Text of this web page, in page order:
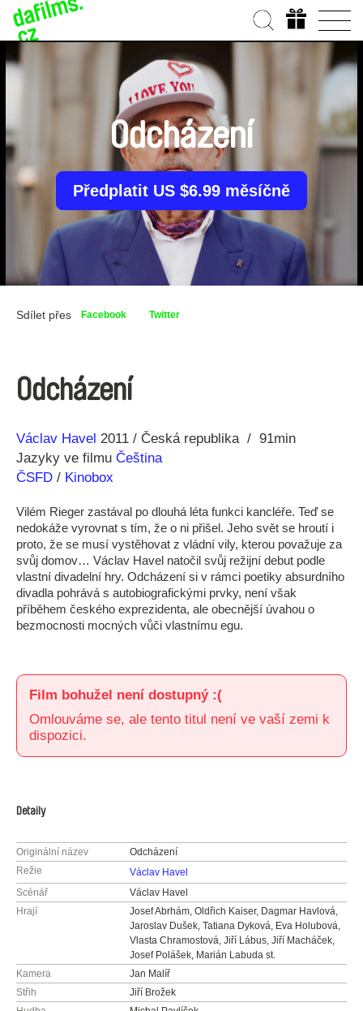
Odcházení
Předplatit US $6.99 měsíčně
Sdílet přes Facebook Twitter
Odcházení
Režie
Václav Havel
Rok 2011 Česká republika
91min
Jazyky ve filmu Čeština
ČSFD / Kinobox
Vilém Rieger zastával po dlouhá léta funkci kancléře. Teď se
nedokáže vyrovnat s tím, že o ni přišel. Jeho svět se hroutí i
proto, že se musí vystěhovat z vládní vily, kterou považuje za
svůj domov… Václav Havel natočil svůj režijní debut podle
vlastní divadelní hry. Odcházení si v rámci poetiky absurdního
divadla pohrává s autobiografickými prvky, není však
příběhem českého exprezidenta, ale obecnější úvahou o
bezmocnosti mocných vůči vlastnímu egu.
Film bohužel není dostupný :(
Omlouváme se, ale tento titul není ve vaší zemi k
dispozici.
Detaily
Originální název
Odcházení
Režie
Václav Havel
Scénář
Václav Havel
Hrají
Josef Abrhám, Oldřich Kaiser, Dagmar Havlová,
Jaroslav Dušek, Tatiana Dyková, Eva Holubová,
Vlasta Chramostová, Jiří Lábus, Jiří Macháček,
Josef Polášek, Marián Labuda st.
Kamera
Jan Malíř
Střih
Jiří Brožek